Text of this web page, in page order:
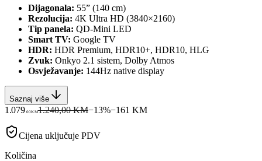
Dijagonala: 55” (140 cm)
Rezolucija: 4K Ultra HD (3840×2160)
Tip panela: QD-Mini LED
Smart TV: Google TV
HDR: HDR Premium, HDR10+, HDR10, HLG
Zvuk: Onkyo 2.1 sistem, Dolby Atmos
Osvježavanje: 144Hz native display
Saznaj više
1.079 00KM1.240,00 KM−13%−161 KM
Cijena uključuje PDV
Količina